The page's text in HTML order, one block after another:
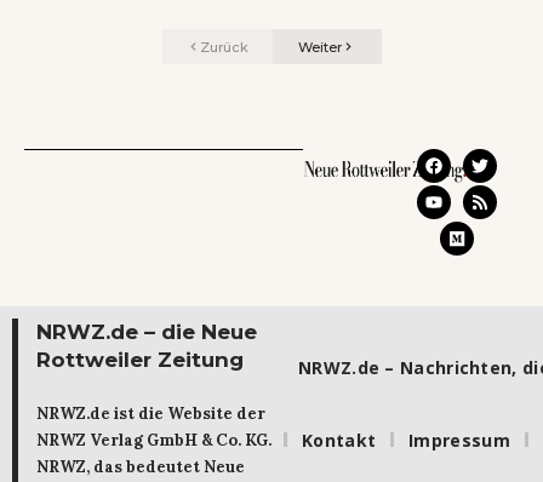
Zurück Weiter
NRWZ.de – die Neue
Rottweiler Zeitung
NRWZ.de ist die Website der
NRWZ Verlag GmbH & Co. KG.
NRWZ, das bedeutet Neue
NRWZ.de – Nachrichten,
Kontakt Impressum